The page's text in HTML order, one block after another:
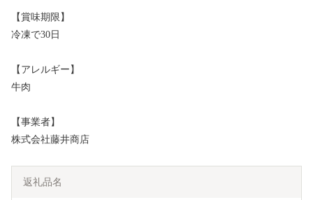
【賞味期限】
冷凍で30日
【アレルギー】
牛肉
【事業者】
株式会社藤井商店
返礼品名